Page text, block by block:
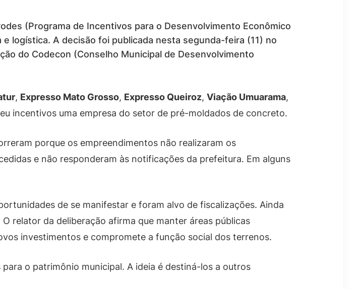
(Programa de Incentivos para o Desenvolvimento Econômico
logística. A decisão foi publicada nesta segunda-feira (11) no
do Codecon (Conselho Municipal de Desenvolvimento
, Expresso Mato Grosso, Expresso Queiroz, Viação Umuarama,
incentivos uma empresa do setor de pré-moldados de concreto.
porque os empreendimentos não realizaram os
e não responderam às notificações da prefeitura. Em alguns
de se manifestar e foram alvo de fiscalizações. Ainda
relator da deliberação afirma que manter áreas públicas
investimentos e compromete a função social dos terrenos.
o patrimônio municipal. A ideia é destiná-los a outros